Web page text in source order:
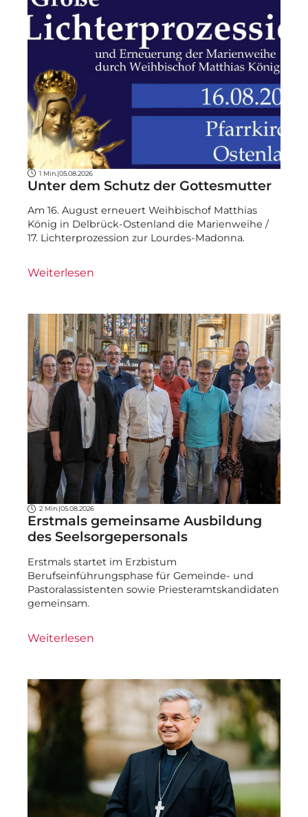
1 Min. |05.08.2026
Unter dem Schutz der Gottesmutter
Am 16. August erneuert Weihbischof Matthias
König in Delbrück-Ostenland die Marienweihe /
17. Lichterprozession zur Lourdes-Madonna.
Weiterlesen
2 Min.| 05.08.2026
Erstmals gemeinsame Ausbildung
des Seelsorgepersonals
Erstmals startet im Erzbistum
Berufseinführungsphase für Gemeinde- und
Pastoralassistenten sowie Priesteramtskandidaten
gemeinsam.
Weiterlesen